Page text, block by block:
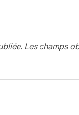
Les champs